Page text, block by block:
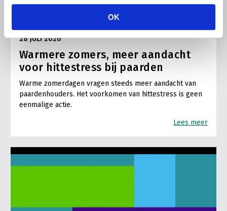
OK
ALGEMENE INFORMATIE
28 JULI 2026
Warmere zomers, meer aandacht
voor hittestress bij paarden
Warme zomerdagen vragen steeds meer aandacht van
paardenhouders. Het voorkomen van hittestress is geen
eenmalige actie.
Lees meer